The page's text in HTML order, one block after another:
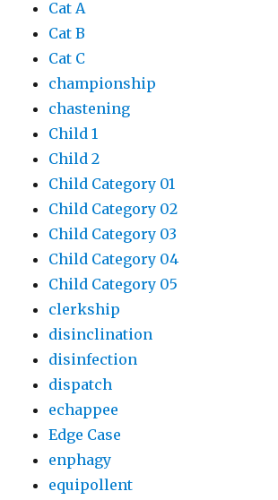
Cat A
Cat B
Cat C
championship
chastening
Child 1
Child 2
Child Category 01
Child Category 02
Child Category 03
Child Category 04
Child Category 05
clerkship
disinclination
disinfection
dispatch
echappee
Edge Case
enphagy
equipollent